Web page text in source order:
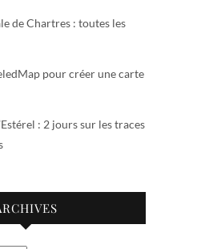
de Chartres : toutes les
pour créer une carte
: 2 jours sur les traces